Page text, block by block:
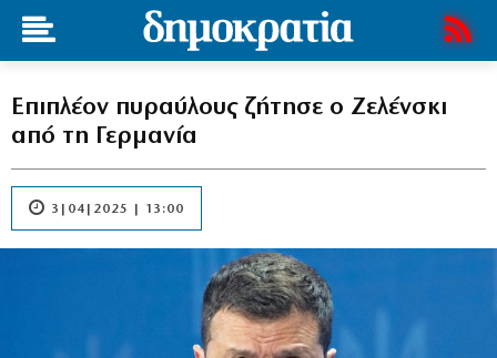
Επιπλέον πυραύλους ζήτησε ο Ζελένσκι
από τη Γερμανία
3|04|2025 | 13:00